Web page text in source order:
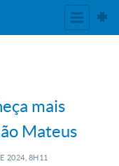
mais
Mateus
2024, 8H11